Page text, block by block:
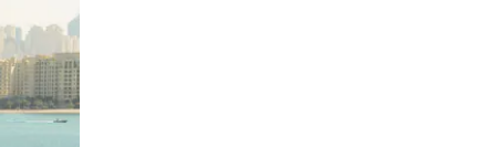
o dedo na tela.